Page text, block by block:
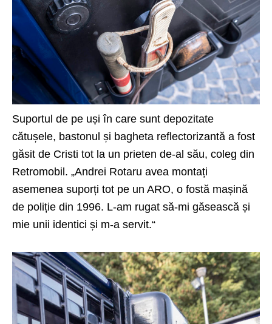
Suportul de pe uși în care sunt depozitate
cătușele, bastonul și bagheta reflectorizantă a fost
găsit de Cristi tot la un prieten de-al său, coleg din
Retromobil. „Andrei Rotaru avea montați
asemenea suporți tot pe un ARO, o fostă mașină
de poliție din 1996. L-am rugat să-mi găsească și
mie unii identici și m-a servit.“